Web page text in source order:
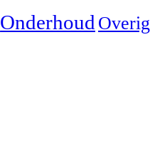
Onderhoud Overig